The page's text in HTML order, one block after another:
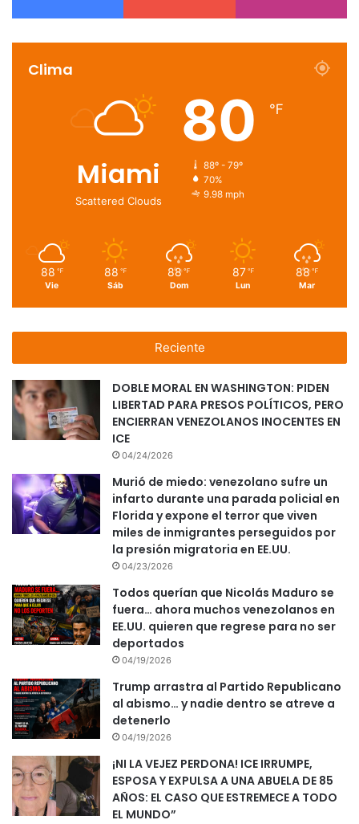
Clima
Miami
Scattered Clouds
80 ℉
88º - 79º
70%
9.98 mph
88 ℉
Vie
88 ℉
Sáb
88 ℉
Dom
87 ℉
Lun
88 ℉
Mar
Reciente
DOBLE MORAL EN WASHINGTON: PIDEN
LIBERTAD PARA PRESOS POLÍTICOS, PERO
ENCIERRAN VENEZOLANOS INOCENTES EN
ICE
04/24/2026
Murió de miedo: venezolano sufre un
infarto durante una parada policial en
Florida y expone el terror que viven
miles de inmigrantes perseguidos por
la presión migratoria en EE.UU.
04/23/2026
Todos querían que Nicolás Maduro se
fuera… ahora muchos venezolanos en
EE.UU. quieren que regrese para no ser
deportados
04/19/2026
Trump arrastra al Partido Republicano
al abismo… y nadie dentro se atreve a
detenerlo
04/19/2026
¡NI LA VEJEZ PERDONA! ICE IRRUMPE,
ESPOSA Y EXPULSA A UNA ABUELA DE 85
AÑOS: EL CASO QUE ESTREMECE A TODO
EL MUNDO”